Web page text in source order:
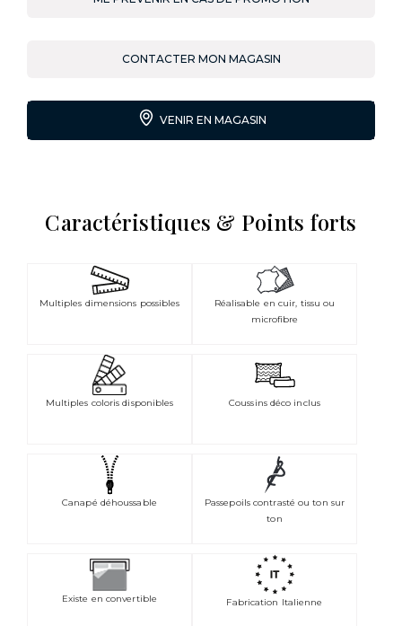
CONTACTER MON MAGASIN
VENIR EN MAGASIN
Caractéristiques & Points forts
Multiples dimensions possibles
Réalisable en cuir, tissu ou
microfibre
Multiples coloris disponibles Coussins déco inclus
Canapé déhoussable
Passepoils contrasté ou ton sur
ton
Existe en convertible Fabrication Italienne